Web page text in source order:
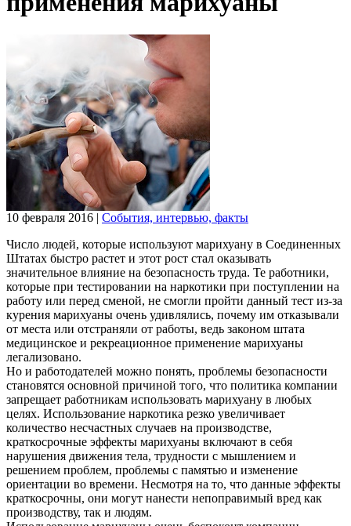
10 февраля 2016 | События, интервью, факты
Число людей, которые используют марихуану в Соединенных
Штатах быстро растет и этот рост стал оказывать
значительное влияние на безопасность труда. Те работники,
которые при тестировании на наркотики при поступлении на
работу или перед сменой, не смогли пройти данный тест из-за
курения марихуаны очень удивлялись, почему им отказывали
от места или отстраняли от работы, ведь законом штата
медицинское и рекреационное применение марихуаны
легализовано.
Но и работодателей можно понять, проблемы безопасности
становятся основной причиной того, что политика компании
запрещает работникам использовать марихуану в любых
целях. Использование наркотика резко увеличивает
количество несчастных случаев на производстве,
краткосрочные эффекты марихуаны включают в себя
нарушения движения тела, трудности с мышлением и
решением проблем, проблемы с памятью и изменение
ориентации во времени. Несмотря на то, что данные эффекты
краткосрочны, они могут нанести непоправимый вред как
производству, так и людям.